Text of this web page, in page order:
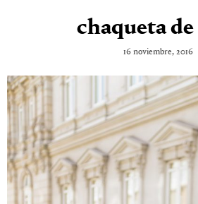
chaqueta
16 noviembre, 2016